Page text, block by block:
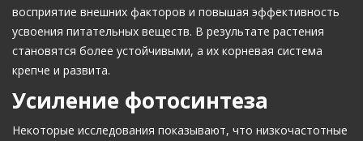
восприятие внешних факторов и повышая эффективность
усвоения питательных веществ. В результате растения
становятся более устойчивыми, а их корневая система
крепче и развита.
Усиление фотосинтеза
Некоторые исследования показывают, что низкочастотные